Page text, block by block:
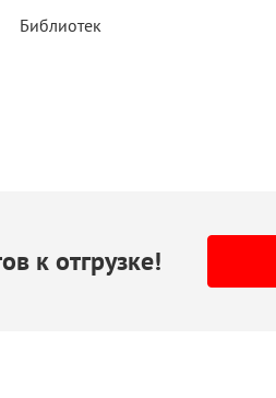
Библиотек
к отгрузке!